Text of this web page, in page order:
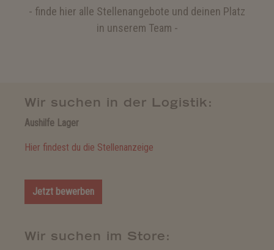
- finde hier alle Stellenangebote und deinen Platz
in unserem Team -
Wir suchen in der Logistik:
Aushilfe Lager
Hier findest du die Stellenanzeige
Jetzt bewerben
Wir suchen im Store: